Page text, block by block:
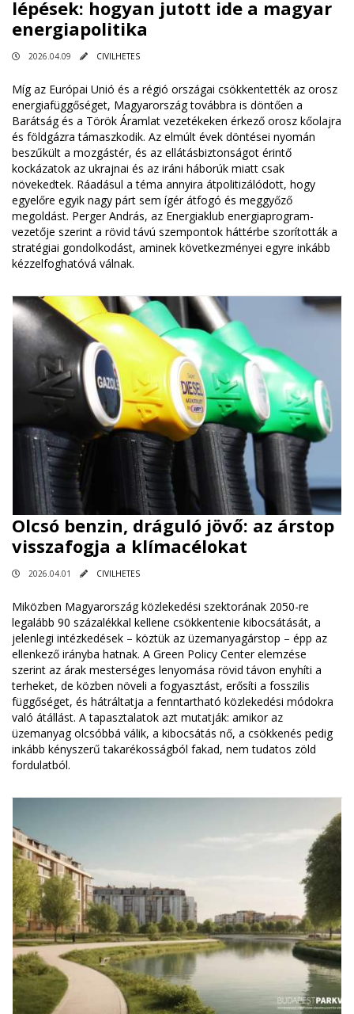
lépések: hogyan jutott ide a magyar
energiapolitika
2026.04.09 CIVILHETES
Míg az Európai Unió és a régió országai csökkentették az orosz
energiafüggőséget, Magyarország továbbra is döntően a
Barátság és a Török Áramlat vezetékeken érkező orosz kőolajra
és földgázra támaszkodik. Az elmúlt évek döntései nyomán
beszűkült a mozgástér, és az ellátásbiztonságot érintő
kockázatok az ukrajnai és az iráni háborúk miatt csak
növekedtek. Ráadásul a téma annyira átpolitizálódott, hogy
egyelőre egyik nagy párt sem ígér átfogó és meggyőző
megoldást. Perger András, az Energiaklub energiaprogram-
vezetője szerint a rövid távú szempontok háttérbe szorították a
stratégiai gondolkodást, aminek következményei egyre inkább
kézzelfoghatóvá válnak.
Olcsó benzin, dráguló jövő: az árstop
visszafogja a klímacélokat
2026.04.01 CIVILHETES
Miközben Magyarország közlekedési szektorának 2050-re
legalább 90 százalékkal kellene csökkentenie kibocsátását, a
jelenlegi intézkedések – köztük az üzemanyagárstop – épp az
ellenkező irányba hatnak. A Green Policy Center elemzése
szerint az árak mesterséges lenyomása rövid távon enyhíti a
terheket, de közben növeli a fogyasztást, erősíti a fosszilis
függőséget, és hátráltatja a fenntartható közlekedési módokra
való átállást. A tapasztalatok azt mutatják: amikor az
üzemanyag olcsóbbá válik, a kibocsátás nő, a csökkenés pedig
inkább kényszerű takarékosságból fakad, nem tudatos zöld
fordulatból.